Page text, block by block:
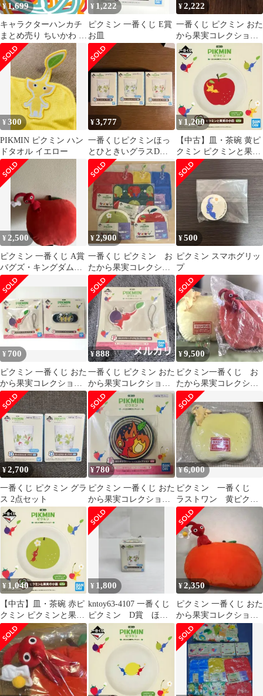
¥1,699
キャラクターハンカチ
まとめ売り ちいかわ 鬼
滅の刃 ピクミン マリオ
10枚
¥ 1,222
ピクミン 一番くじ E賞
お皿
¥2,222
一番くじ ピクミン おた
から果実コレクション
Ｅ賞ピクミンと果実の
小皿 お皿
¥300
PIKMIN ピクミン ハン
ドタオル イエロー
¥3,777
一番くじピクミンほっ
とひときいグラスD賞
全3種セット+ ピクミン
と果実の小皿E賞
¥ 1,200
【中古】皿・茶碗 黄ピ
クミン ピクミンと果実
の小皿 「一番くじ ピク
ミン ～おたから果実コ
レクション～」 E賞
¥ 2,500
ピクミン 一番くじ A賞
バグズ・キングダムの
クッションwith赤ピク
ミン
¥2,900
一番くじ ピクミン お
たから果実コレクショ
ン G賞 6点
¥500
ピクミン スマホグリッ
プ
¥ 700
ピクミン 一番くじ おた
から果実コレクショ
ン おたすけラバーア
イテムコレクション
¥888
一番くじ ピクミン おた
から果実コレクション
F賞 ラバーストラップ
¥9,500
ピクミン一番くじ お
たから果実コレクショ
ン クッションとグラ
ス
¥2,700
一番くじ ピクミン グラ
ス 2点セット
¥780
ピクミン 一番くじ おた
から果実コレクション
のコースター （赤ピク
ミン）
¥6,000
ピクミン 一番くじ
ラストワン 黄ピクミ
ンクッション1点
¥ 1,040
【中古】皿・茶碗 赤ピ
クミン ピクミンと果実
の小皿 「一番くじ ピク
ミン ～おたから果実コ
レクション～」 E賞
¥ 1,800
kntoy63-4107 一番くじ
ピクミン D賞 ほっ
とひといきグラス
¥2,350
ピクミン 一番くじ おた
から果実コレクション
A賞 赤ピクミン クッシ
ョン